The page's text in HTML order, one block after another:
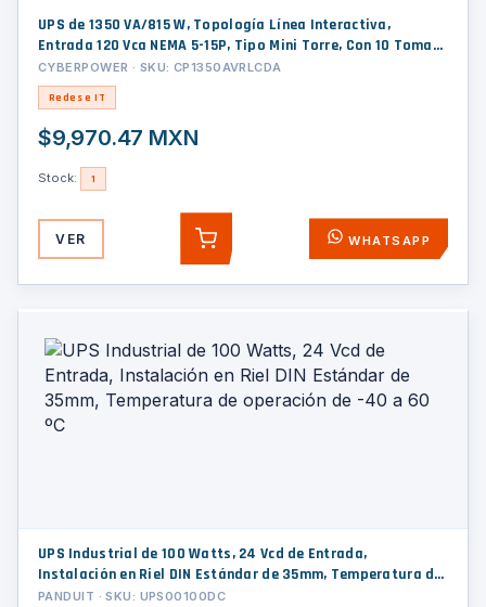
UPS de 1350 VA/815 W, Topología Línea Interactiva,
Entrada 120 Vca NEMA 5-15P, Tipo Mini Torre, Con 10 Tomas
NEMA 5-15R
CYBERPOWER · SKU: CP1350AVRLCDA
Redes e IT
$9,970.47 MXN
Stock: 1
VER AGREGAR WHATSAPP
UPS Industrial de 100 Watts, 24 Vcd de Entrada,
Instalación en Riel DIN Estándar de 35mm, Temperatura de
operación de -40 a 60 ºC
PANDUIT · SKU: UPS00100DC